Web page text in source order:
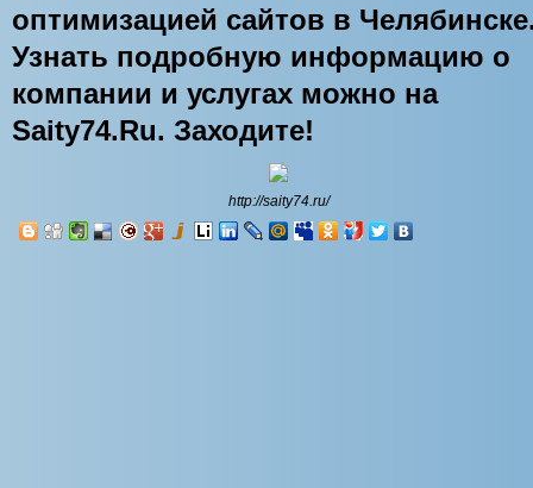
оптимизацией сайтов в
Узнать подробную информацию о
компании и услугах можно на
Saity74.Ru. Заходите!
http://saity74.ru/